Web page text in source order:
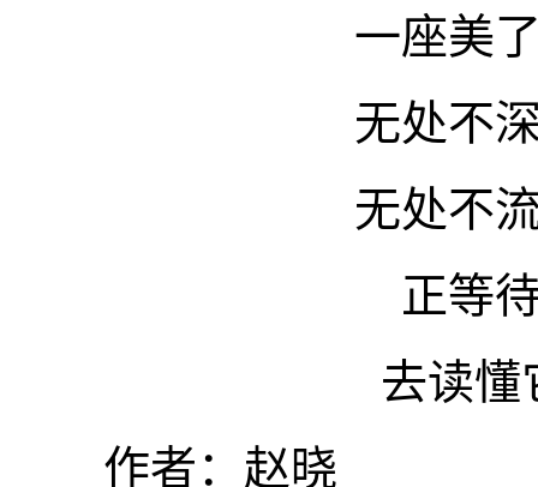
一座美
无处不
无处不
正等
去读懂
作者：赵晓